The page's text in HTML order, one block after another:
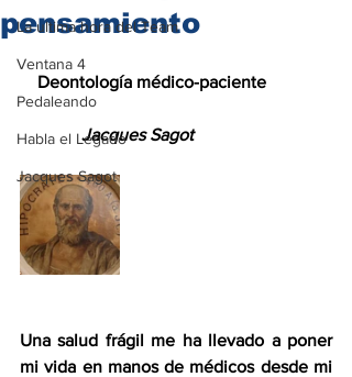
La ultima hora del Team
Ventana 4
Pedaleando
Habla el Legado
Jacques Sagot
pensamiento
    Deontología médico-paciente
              Jacques Sagot
Una salud frágil me ha llevado a poner
mi vida en manos de médicos desde mi